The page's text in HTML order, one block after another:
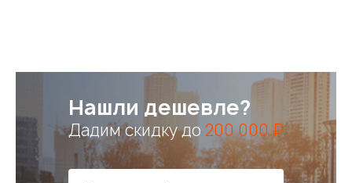
Нашли дешевле?
Дадим скидку до 200 000 ₽